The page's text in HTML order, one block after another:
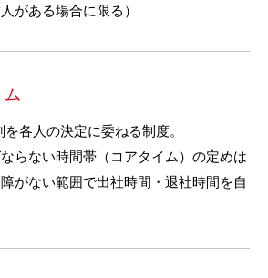
がある場合に限る）
各人の決定に委ねる制度。
らない時間帯（コアタイム）の定めは
がない範囲で出社時間・退社時間を自